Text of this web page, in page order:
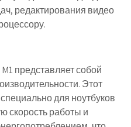
редактирования видео
представляет собой
Этот
для ноутбуков
скорость работы и